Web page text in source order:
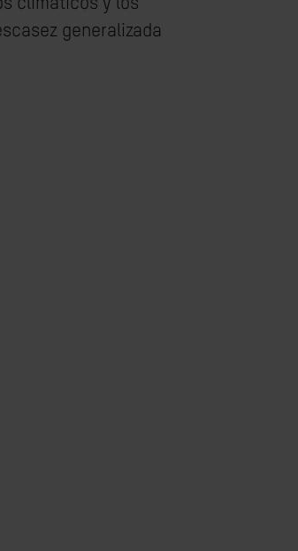
climáticos y los
generalizada